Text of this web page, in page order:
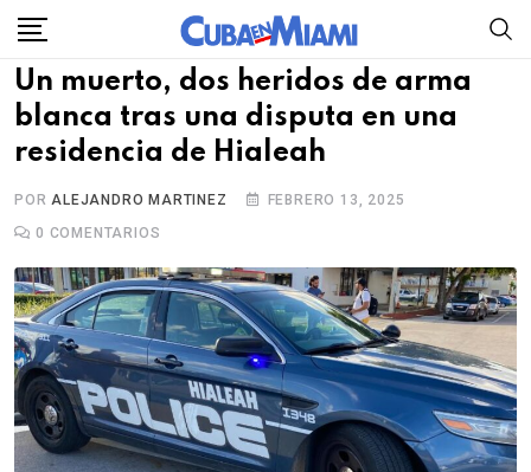
Skip
content
Un muerto, dos heridos de arma
blanca tras una disputa en una
residencia de Hialeah
PORALEJANDRO MARTINEZ
FEBRERO 13, 2025
0 COMENTARIOS